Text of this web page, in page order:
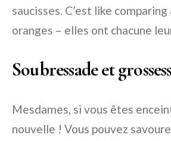
saucisses. C’est like comparing
oranges – elles ont chacune
Soubressade et
Mesdames, si vous êtes
nouvelle ! Vous pouvez